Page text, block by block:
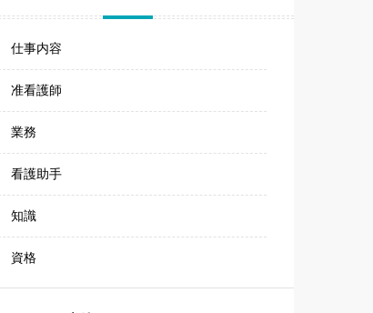
仕事内容
准看護師
業務
看護助手
知識
資格